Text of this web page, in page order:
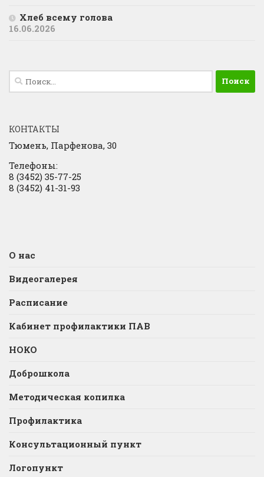
Хлеб всему голова
16.06.2026
Найти:
КОНТАКТЫ
Тюмень, Парфенова, 30
Телефоны:
8 (3452) 35-77-25
8 (3452) 41-31-93
О нас
Видеогалерея
Расписание
Кабинет профилактики ПАВ
НОКО
Доброшкола
Методическая копилка
Профилактика
Консультационный пункт
Логопункт